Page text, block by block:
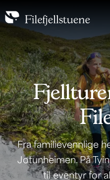
Fra familievennlige
Jotunheimen. På
til eventyr for